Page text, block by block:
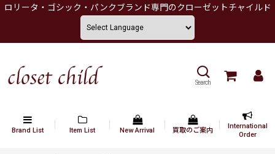
ロリータ・ゴシック・パンクブランド専門のクローゼットチャイルド
Search
Brand List Item List New Arrival 買取のご案内
International
Order